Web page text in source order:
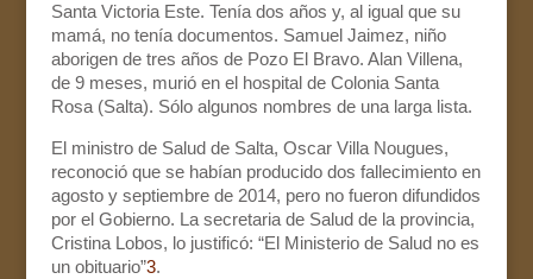
Santa Victoria Este. Tenía dos años y, al igual que su
mamá, no tenía documentos. Samuel Jaimez, niño
aborigen de tres años de Pozo El Bravo. Alan Villena,
de 9 meses, murió en el hospital de Colonia Santa
Rosa (Salta). Sólo algunos nombres de una larga lista.
El ministro de Salud de Salta, Oscar Villa Nougues,
reconoció que se habían producido dos fallecimiento en
agosto y septiembre de 2014, pero no fueron difundidos
por el Gobierno. La secretaria de Salud de la provincia,
Cristina Lobos, lo justificó: “El Ministerio de Salud no es
un obituario”3.